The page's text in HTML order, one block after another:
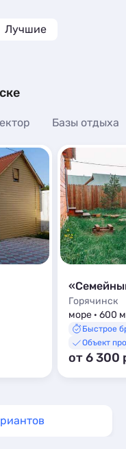
Лучшие
Базы отдыха
Горячинск
море · 600 м
Быстрое
Объект
от 6 300